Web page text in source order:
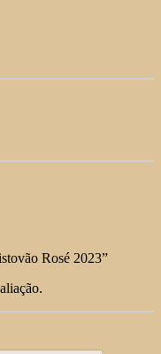
Rosé 2023”